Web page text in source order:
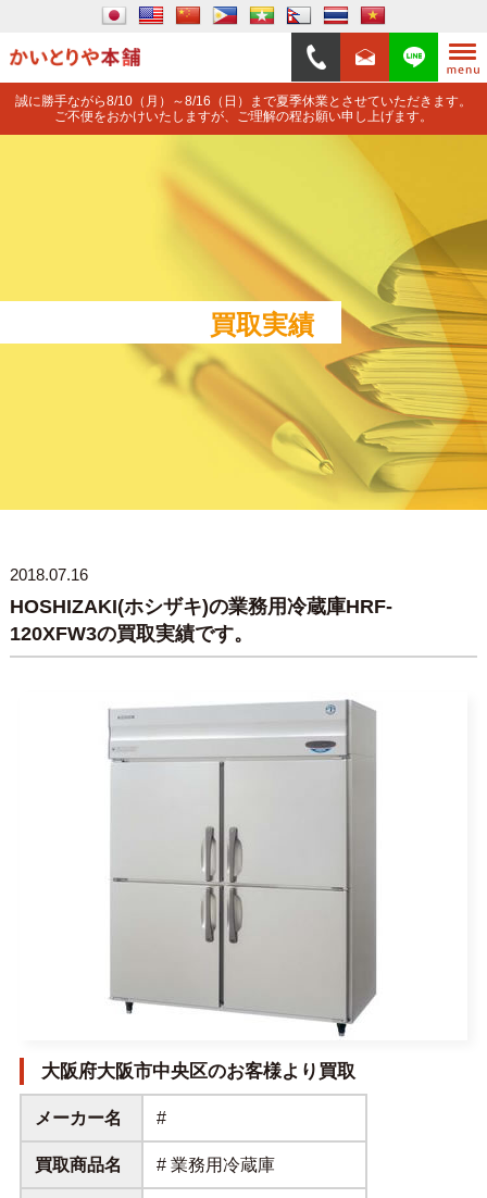
誠に勝手ながら8/10（月）～8/16（日）まで夏季休業とさせていただきます。
ご不便をおかけいたしますが、ご理解の程お願い申し上げます。
買取実績
2018.07.16
HOSHIZAKI(ホシザキ)の業務用冷蔵庫HRF-
120XFW3の買取実績です。
大阪府大阪市中央区のお客様より買取
メーカー名 #
買取商品名 # 業務用冷蔵庫